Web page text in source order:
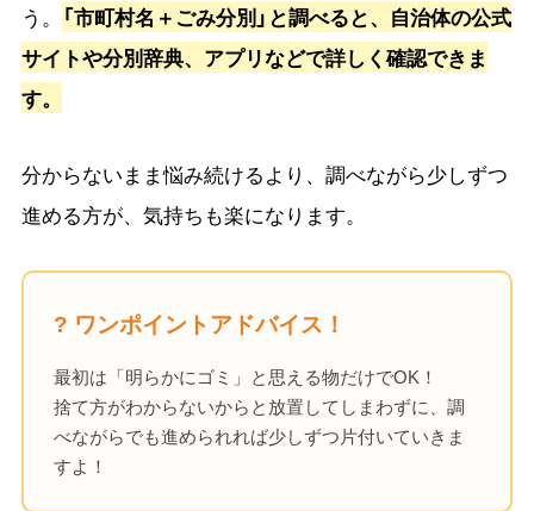
う。 「市町村名＋ごみ分別」と調べると、自治体の公式
サイトや分別辞典、アプリなどで詳しく確認できま
す。
分からないまま悩み続けるより、調べながら少しずつ
進める方が、気持ちも楽になります。
? ワンポイントアドバイス！
最初は「明らかにゴミ」と思える物だけでOK！
捨て方がわからないからと放置してしまわずに、調
べながらでも進められれば少しずつ片付いていきま
すよ！